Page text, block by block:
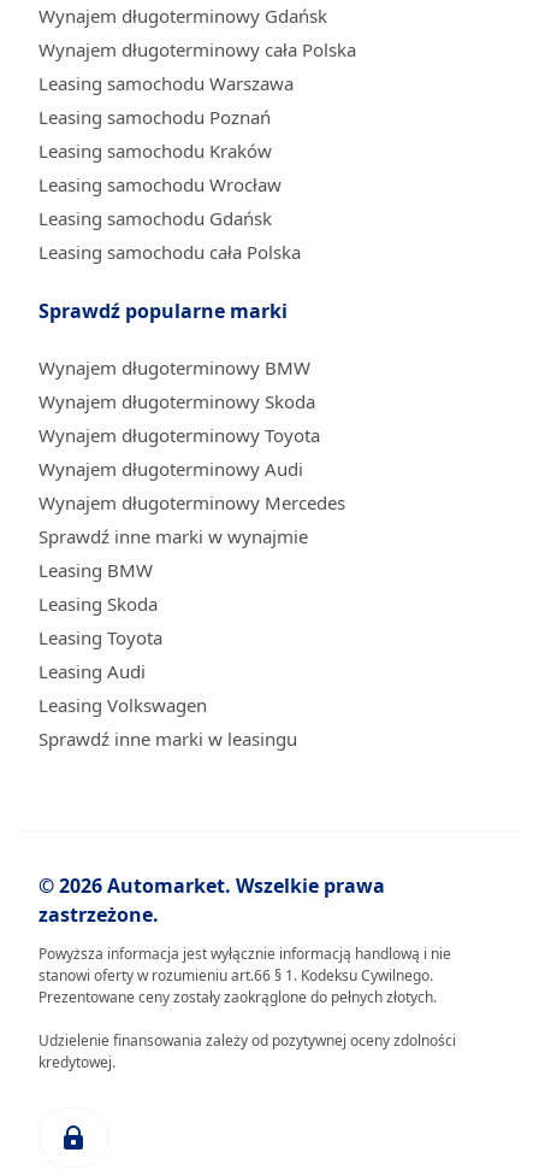
Wynajem długoterminowy Gdańsk
Wynajem długoterminowy cała Polska
Leasing samochodu Warszawa
Leasing samochodu Poznań
Leasing samochodu Kraków
Leasing samochodu Wrocław
Leasing samochodu Gdańsk
Leasing samochodu cała Polska
Sprawdź popularne marki
Wynajem długoterminowy BMW
Wynajem długoterminowy Skoda
Wynajem długoterminowy Toyota
Wynajem długoterminowy Audi
Wynajem długoterminowy Mercedes
Sprawdź inne marki w wynajmie
Leasing BMW
Leasing Skoda
Leasing Toyota
Leasing Audi
Leasing Volkswagen
Sprawdź inne marki w leasingu
© 2026 Automarket. Wszelkie prawa
zastrzeżone.
Powyższa informacja jest wyłącznie informacją handlową i nie
stanowi oferty w rozumieniu art.66 § 1. Kodeksu Cywilnego.
Prezentowane ceny zostały zaokrąglone do pełnych złotych.
Udzielenie finansowania zależy od pozytywnej oceny zdolności
kredytowej.